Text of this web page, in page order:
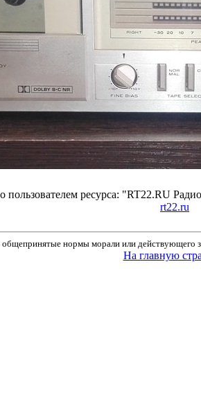
пользователем ресурса: "RT22.RU
rt22.ru
нормы морали или действующего
На главную